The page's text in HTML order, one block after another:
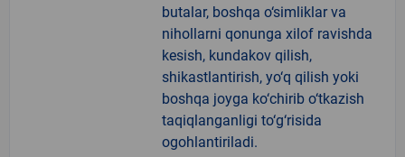
butalar, boshqa o‘simliklar va
nihollarni qonunga xilof ravishda
kesish, kundakov qilish,
shikastlantirish, yo‘q qilish yoki
boshqa joyga ko‘chirib o‘tkazish
taqiqlanganligi to‘g‘risida
ogohlantiriladi.